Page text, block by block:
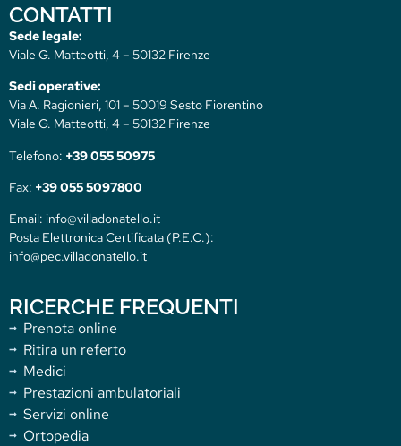
CONTATTI
Sede legale:
Viale G. Matteotti, 4 – 50132 Firenze
Sedi operative:
Via A. Ragionieri, 101 – 50019 Sesto Fiorentino
Viale G. Matteotti, 4 – 50132 Firenze
Telefono: +39 055 50975
Fax: +39 055 5097800
Email: info@villadonatello.it
Posta Elettronica Certificata (P.E.C.):
info@pec.villadonatello.it
RICERCHE FREQUENTI
Prenota online
Ritira un referto
Medici
Prestazioni ambulatoriali
Servizi online
Ortopedia